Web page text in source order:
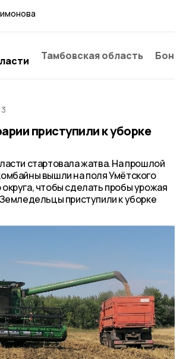
Тамбовская область
приступили к уборке
стартовала жатва. На прошлой
вышли на поля Умётского
чтобы сделать пробы урожая
приступили к уборке